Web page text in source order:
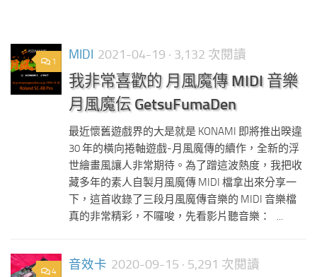
1 MIDI 2021-04-19 · 3,132 次閱讀
我非常喜歡的 月風魔傳 MIDI 音樂
月風魔伝 GetsuFumaDen
最近懷舊遊戲界的大是就是 KONAMI 即將推出暌違
30 年的橫向捲軸遊戲-月風魔傳的續作，全新的浮
世繪畫風讓人非常期待。為了蹭這波熱度，我把收
藏多年的素人自製月風魔傳 MIDI 檔拿出來分享一
下，這首收錄了三段月風魔傳音樂的 MIDI 音樂檔
真的非常精彩，不囉唆，先看影片聽音樂： ...
4 音效卡 2020-09-15 · 5,291 次閱讀